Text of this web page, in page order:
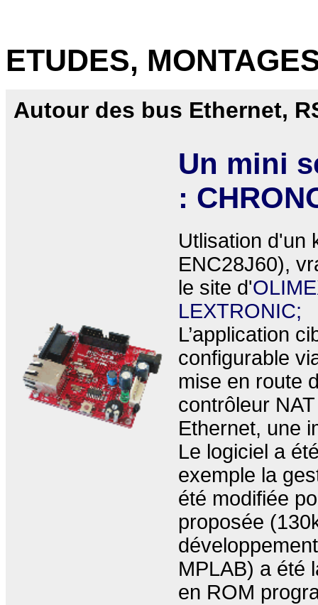
ETUDES,
Autour des bus Ethernet,
Un mini
:
Utlisation d'un
ENC28J60),
le site d'
LEXTRONIC;
L’application
configurable
mise en route
contrôleur
Ethernet, une
Le logiciel a
exemple la
été modifiée
proposée
MPLAB) a été
en ROM